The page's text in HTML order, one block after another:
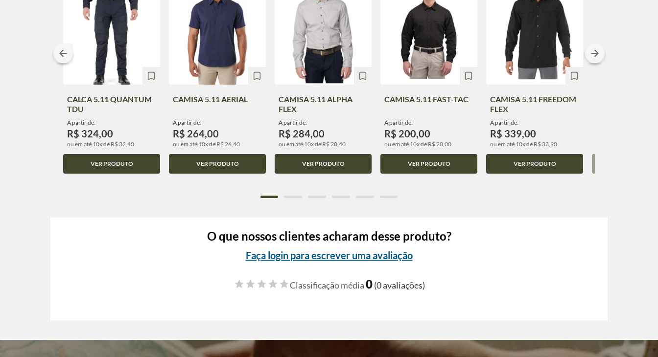
CALCA 5.11 QUANTUM
TDU
A partir de:
R$ 324,00
ou em até 10x de R$ 32,40
VER PRODUTO
CAMISA 5.11 AERIAL
A partir de:
R$ 264,00
ou em até 10x de R$ 26,40
VER PRODUTO
CAMISA 5.11 ALPHA
FLEX
A partir de:
R$ 284,00
ou em até 10x de R$ 28,40
VER PRODUTO
CAMISA 5.11 FAST-TAC
A partir de:
R$ 200,00
ou em até 10x de R$ 20,00
VER PRODUTO
CAMISA 5.11 FREEDOM
FLEX
A partir de:
R$ 339,00
ou em até 10x de R$ 33,90
VER PRODUTO
O que nossos clientes acharam desse produto?
Faça login para escrever uma avaliação
Classificação média0(0 avaliações)